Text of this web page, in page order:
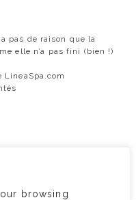
browsing
pas de raison que la
elle n’a pas fini (bien !)